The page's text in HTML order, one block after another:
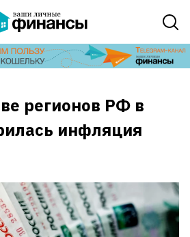
регионов РФ в
инфляция